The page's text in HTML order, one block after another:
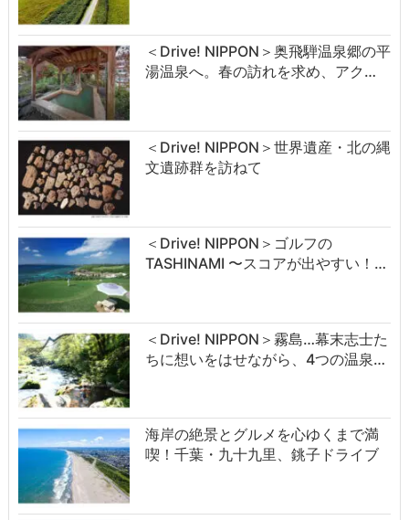
＜Drive! NIPPON＞奥飛騨温泉郷の平
湯温泉へ。春の訪れを求め、アク…
＜Drive! NIPPON＞世界遺産・北の縄
文遺跡群を訪ねて
＜Drive! NIPPON＞ゴルフの
TASHINAMI 〜スコアが出やすい！…
＜Drive! NIPPON＞霧島…幕末志士た
ちに想いをはせながら、4つの温泉…
海岸の絶景とグルメを心ゆくまで満
喫！千葉・九十九里、銚子ドライブ